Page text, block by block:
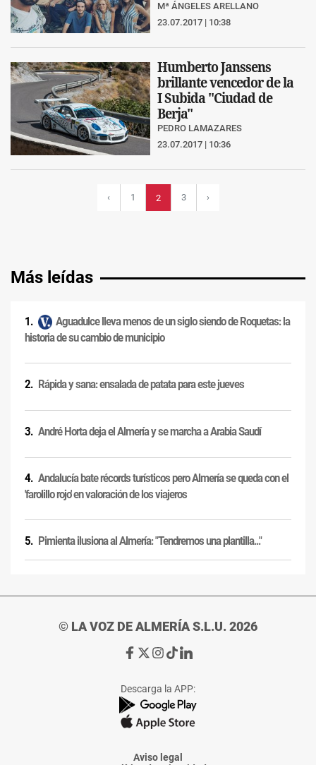
Mª ÁNGELES ARELLANO
23.07.2017 | 10:38
Humberto Janssens
brillante vencedor de la
I Subida "Ciudad de
Berja"
PEDRO LAMAZARES
23.07.2017 | 10:36
‹ 1 2 3 ›
Más leídas
Aguadulce lleva menos de un siglo siendo de Roquetas: la
historia de su cambio de municipio
Rápida y sana: ensalada de patata para este jueves
André Horta deja el Almería y se marcha a Arabia Saudí
Andalucía bate récords turísticos pero Almería se queda con el
'farolillo rojo' en valoración de los viajeros
Pimienta ilusiona al Almería: "Tendremos una plantilla..."
© LA VOZ DE ALMERÍA S.L.U. 2026
Ir
de
La
Voz
Almería
Ir
de
La
Voz
Almería
Ir
de
La
Voz
Almería
Ir
de
La
Voz
Almería
Ir
de
La
Voz
Descarga la APP:
Aviso legal